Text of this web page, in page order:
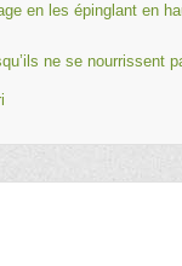
en les épinglant en
ne se nourrissent